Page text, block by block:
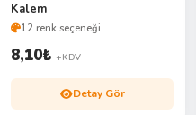
Kalem
12 renk seçeneği
8,10₺ +KDV
Detay Gör